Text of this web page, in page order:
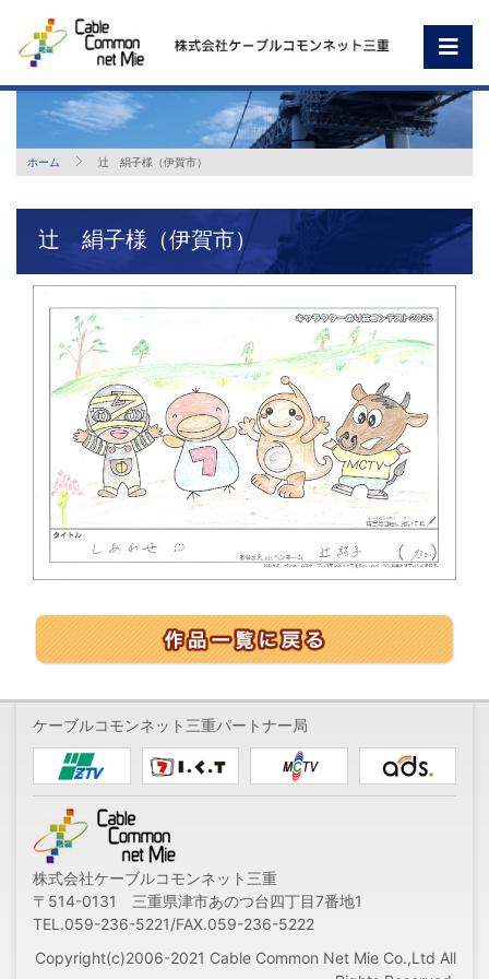
ホーム 辻 絹子様（伊賀市）
辻 絹子様（伊賀市）
ケーブルコモンネット三重パートナー局
株式会社ケーブルコモンネット三重
〒514-0131 三重県津市あのつ台四丁目7番地1
TEL.059-236-5221/FAX.059-236-5222
Copyright(c)2006-2021 Cable Common Net Mie Co.,Ltd All